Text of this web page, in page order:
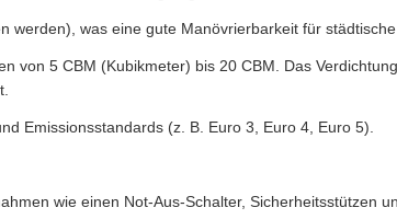
werden), was eine gute Manövrierbarkeit für
von 5 CBM (Kubikmeter) bis 20 CBM. Das
Emissionsstandards (z. B. Euro 3, Euro 4, Euro 5).
wie einen Not-Aus-Schalter, Sicherheitsstützen